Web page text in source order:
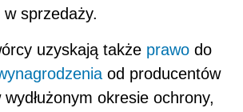
sprzedaży.
uzyskają także prawo do
od producentów
okresie ochrony,